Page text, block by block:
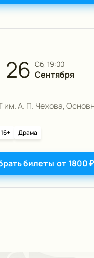
26 сб, 19:00
Сентября
А. П. Чехова,
16+ Драма
билеты от 1800₽